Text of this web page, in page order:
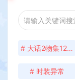
# 大话2物集120天赋搭建问题
# 时装异常